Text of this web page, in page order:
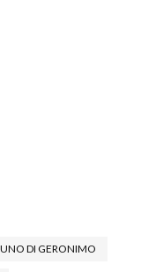
DI GERONIMO